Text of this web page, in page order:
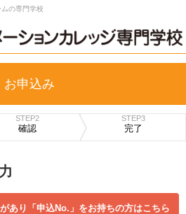
の専門学校
お申込み
STEP2
確認
STEP3
完了
あり「申込No.」をお持ちの方はこちら